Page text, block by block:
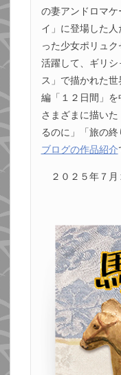
の妻アンドロマ
イ」に登場した
った少女ポリュ
活躍して、ギリ
ス」で描かれた
編「１２日間」
さまざまに描い
るのに」「旅の終
ブログの作品紹介
２０２５年７月